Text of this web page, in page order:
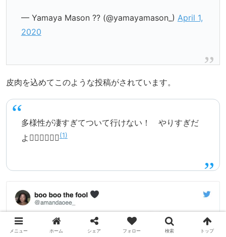
— Yamaya Mason ?? (@yamayamason_) April 1,
2020
皮肉を込めてこのような投稿がされています。
多様性が凄すぎてついて行けない！ やりすぎだ
よ✋🏽✋🏽✋🏽 1
メニュー ホーム シェア フォロー 検索 トップ